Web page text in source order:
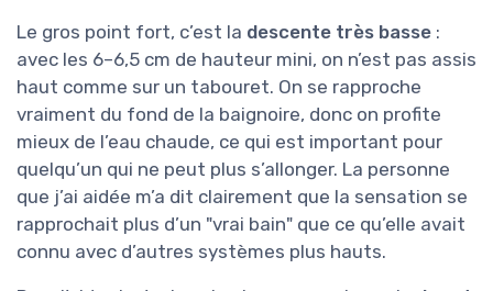
Le gros point fort, c’est la descente très basse :
avec les 6–6,5 cm de hauteur mini, on n’est pas assis
haut comme sur un tabouret. On se rapproche
vraiment du fond de la baignoire, donc on profite
mieux de l’eau chaude, ce qui est important pour
quelqu’un qui ne peut plus s’allonger. La personne
que j’ai aidée m’a dit clairement que la sensation se
rapprochait plus d’un "vrai bain" que ce qu’elle avait
connu avec d’autres systèmes plus hauts.